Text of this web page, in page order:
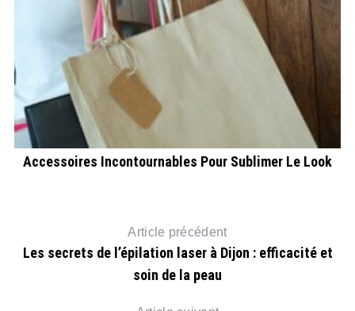
Accessoires Incontournables Pour Sublimer Le Look
Article précédent
Les secrets de l’épilation laser à Dijon : efficacité et
soin de la peau